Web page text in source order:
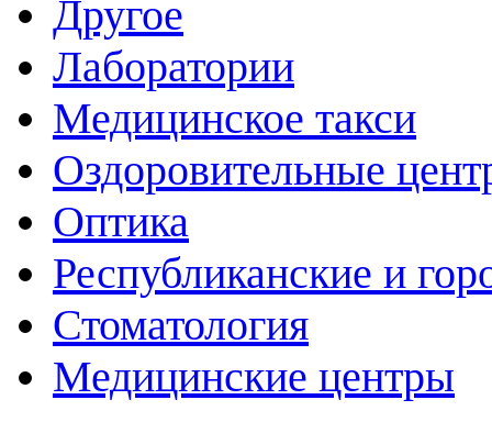
Другое
Лаборатории
Медицинское такси
Оздоровительные
Оптика
Республиканские и
Стоматология
Медицинские центры